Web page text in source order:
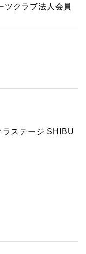
ツクラブ法人会員
ラステージ SHIBU